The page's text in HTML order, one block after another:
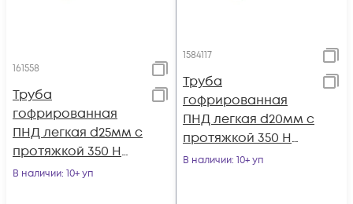
161558
Труба
гофрированная
ПНД легкая d25мм с
протяжкой 350 Н
безгалоген. (HF)
В наличии: 10+ уп
1584117
Труба
гофрированная
ПНД легкая d20мм с
протяжкой 350 Н
безгалоген. (HF)
В наличии: 10+ уп